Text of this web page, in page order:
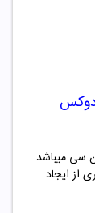
سی میباشد
از ایجاد